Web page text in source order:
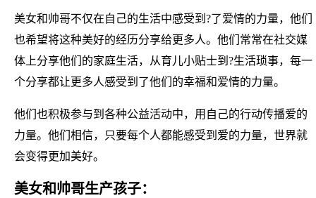
美女和帅哥不仅在自己的生活中感受到?了爱情的力量，他们
也希望将这种美好的经历分享给更多人。他们常常在社交媒
体上分享他们的家庭生活，从育儿小贴士到?生活琐事，每一
个分享都让更多人感受到了他们的幸福和爱情的力量。
他们也积极参与到各种公益活动中，用自己的行动传播爱的
力量。他们相信，只要每个人都能感受到爱的力量，世界就
会变得更加美好。
美女和帅哥生产孩子：